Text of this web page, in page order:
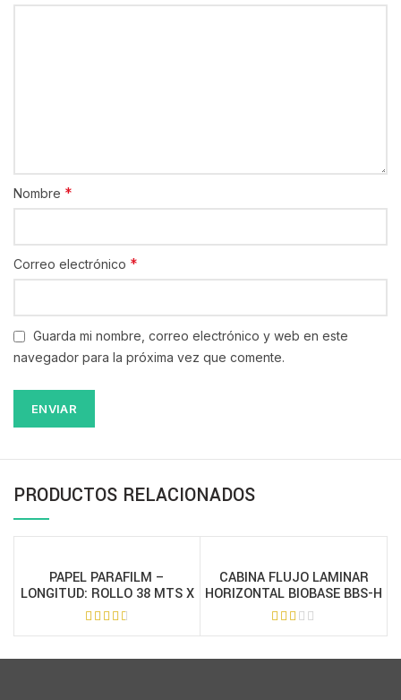
Nombre *
Correo electrónico *
Guarda mi nombre, correo electrónico y web en este
navegador para la próxima vez que comente.
PRODUCTOS RELACIONADOS
PAPEL PARAFILM –
LONGITUD: ROLLO 38 MTS X
10 CM – 7016-05
CABINA FLUJO LAMINAR
HORIZONTAL BIOBASE BBS-H